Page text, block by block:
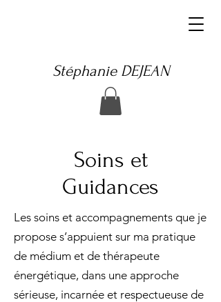
Stéphanie DEJEAN
Soins et
Guidances
Les soins et accompagnements que je
propose s’appuient sur ma pratique
de médium et de thérapeute
énergétique, dans une approche
sérieuse, incarnée et respectueuse de